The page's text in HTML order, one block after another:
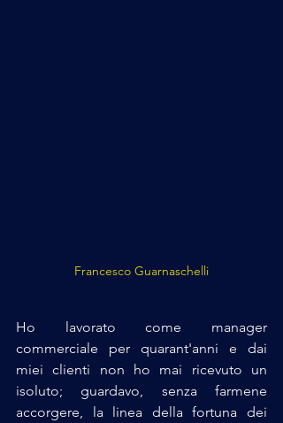
Francesco Guarnaschelli
Ho lavorato come manager
commerciale per quarant'anni e dai
miei clienti non ho mai ricevuto un
isoluto; guardavo, senza farmene
accorgere, la linea della fortuna dei